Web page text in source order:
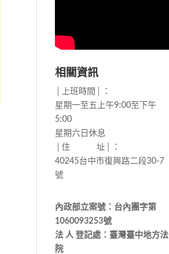
相關資訊
│上班時間│：
星期一至五上午9:00至下午
5:00
星期六日休息
│住 址│：
40245台中市復興路二段30-7
號
內政部立案號：台內團字第
1060093253號
法 人 登記處：臺灣臺中地方法
院